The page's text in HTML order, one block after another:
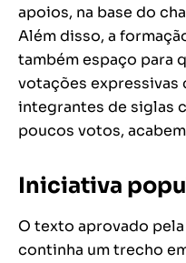
apoios, na base do
Além disso, a
também espaço para
votações expressivas
integrantes de siglas
poucos votos,
Iniciativa
O texto aprovado
continha um trecho